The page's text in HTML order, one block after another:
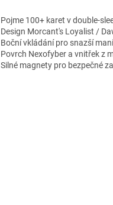
Pojme 100+ karet v double-
Design Morcant's Loyalist /
Boční vkládání pro snazší
Povrch Nexofyber a vnitřek z
Silné magnety pro bezpečné